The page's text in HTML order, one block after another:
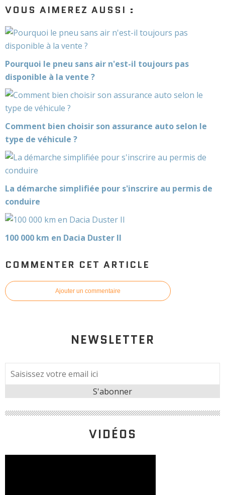
VOUS AIMEREZ AUSSI :
Pourquoi le pneu sans air n'est-il toujours pas
disponible à la vente ?
Comment bien choisir son assurance auto selon le
type de véhicule ?
La démarche simplifiée pour s'inscrire au permis de
conduire
100 000 km en Dacia Duster II
COMMENTER CET ARTICLE
Ajouter un commentaire
NEWSLETTER
VIDÉOS